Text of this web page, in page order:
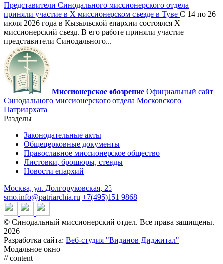
Представители Синодального миссионерского отдела
приняли участие в X миссионерском съезде в Туве С 14 по 26
июля 2026 года в Кызыльской епархии состоялся X
миссионерский съезд. В его работе приняли участие
представители Синодального...
Миссионерское обозрение Официальный сайт
Синодального миссионерского отдела Московского
Патриархата
Разделы
Законодательные акты
Общецерковные документы
Православное миссионерское общество
Листовки, брошюры, стенды
Новости епархий
Москва, ул. Долгоруковская, 23
smo.info@patriarchia.ru +7(495)151 9868
© Синодальный миссионерский отдел. Все права защищены.
2026
Разработка сайта: Веб-студия "Виданов Диджитал"
Модальное окно
// content